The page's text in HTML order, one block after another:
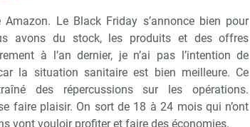
Le Black Friday s’annonce bien pour
avons du stock, les produits et des offres
à l’an dernier, je n’ai pas l’intention de
la situation sanitaire est bien meilleure. Ce
des répercussions sur les opérations.
faire plaisir. On sort de 18 à 24 mois qui n’ont
vont vouloir profiter et faire des économies.